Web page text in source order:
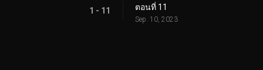
1 - 11 ตอนที่ 11
Sep. 10, 2023